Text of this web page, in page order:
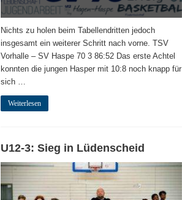
Nichts zu holen beim Tabellendritten jedoch
insgesamt ein weiterer Schritt nach vorne. TSV
Vorhalle – SV Haspe 70 3 86:52 Das erste Achtel
konnten die jungen Hasper mit 10:8 noch knapp für
sich …
Weiterlesen
U12-3: Sieg in Lüdenscheid